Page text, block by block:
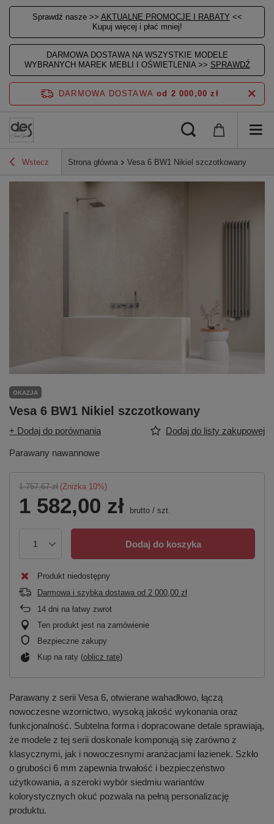
Sprawdź nasze >> AKTUALNE PROMOCJE I RABATY <<
Kupuj więcej i płać mniej!
DARMOWA DOSTAWA NA WSZYSTKIE MODELE
WYBRANYCH MAREK MEBLI I OŚWIETLENIA >> SPRAWDŹ
DARMOWA DOSTAWA od 2 000,00 zł
Wstecz Strona główna Vesa 6 BW1 Nikiel szczotkowany
OKAZJA
Vesa 6 BW1 Nikiel szczotkowany
+ Dodaj do porównania Dodaj do listy zakupowej
Parawany nawannowe
1 757,67 zł (Zniżka 10%)
1 582,00 zł brutto / szt.
Dodaj do koszyka
Produkt niedostępny
Darmowa i szybka dostawa od 2 000,00 zł
14 dni na łatwy zwrot
Ten produkt jest na zamówienie
Bezpieczne zakupy
Kup na raty (oblicz ratę)
Parawany z serii Vesa 6, otwierane wahadłowo, łączą
nowoczesne wzornictwo, wysoką jakość wykonania oraz
funkcjonalność. Subtelna forma i dopracowane detale sprawiają,
że modele z tej serii doskonale komponują się zarówno z
klasycznymi, jak i nowoczesnymi aranżacjami łazienek. Szkło
o grubości 6 mm zapewnia trwałość i bezpieczeństwo
użytkowania, a szeroki wybór siedmiu wariantów
kolorystycznych okuć pozwala na pełną personalizację
produktu.